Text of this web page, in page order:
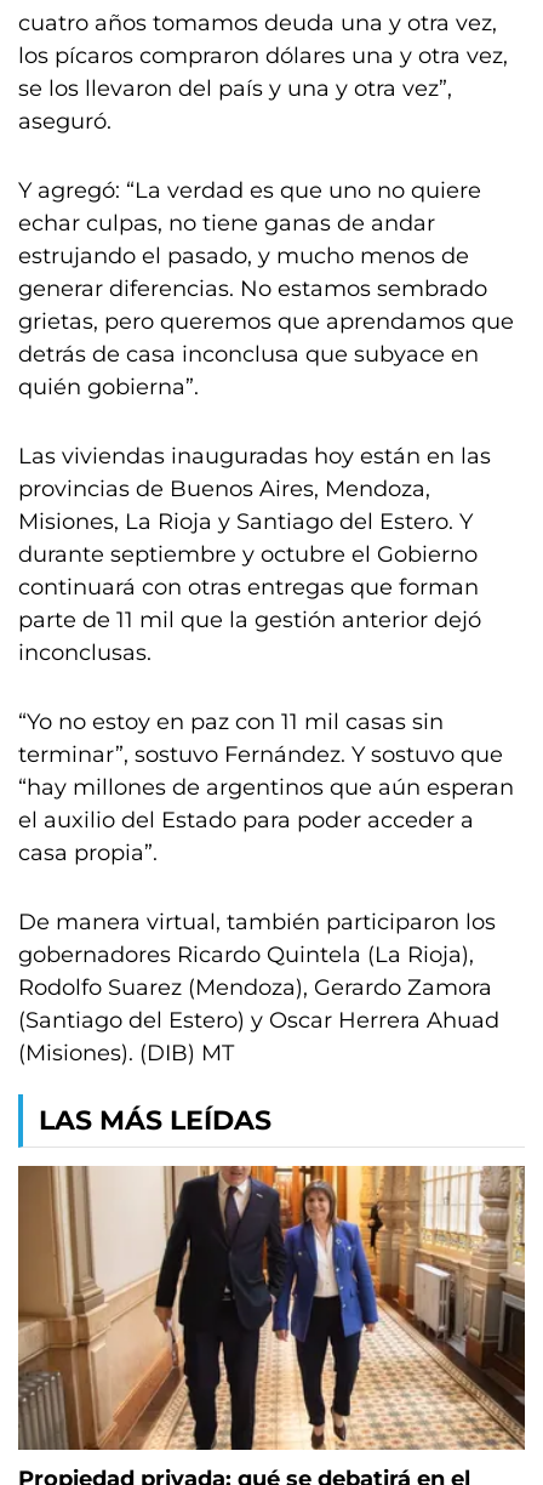
cuatro años tomamos deuda una y otra vez,
los pícaros compraron dólares una y otra vez,
se los llevaron del país y una y otra vez”,
aseguró.
Y agregó: “La verdad es que uno no quiere
echar culpas, no tiene ganas de andar
estrujando el pasado, y mucho menos de
generar diferencias. No estamos sembrado
grietas, pero queremos que aprendamos que
detrás de casa inconclusa que subyace en
quién gobierna”.
Las viviendas inauguradas hoy están en las
provincias de Buenos Aires, Mendoza,
Misiones, La Rioja y Santiago del Estero. Y
durante septiembre y octubre el Gobierno
continuará con otras entregas que forman
parte de 11 mil que la gestión anterior dejó
inconclusas.
“Yo no estoy en paz con 11 mil casas sin
terminar”, sostuvo Fernández. Y sostuvo que
“hay millones de argentinos que aún esperan
el auxilio del Estado para poder acceder a
casa propia”.
De manera virtual, también participaron los
gobernadores Ricardo Quintela (La Rioja),
Rodolfo Suarez (Mendoza), Gerardo Zamora
(Santiago del Estero) y Oscar Herrera Ahuad
(Misiones). (DIB) MT
LAS MÁS LEÍDAS
Propiedad privada: qué se debatirá en el